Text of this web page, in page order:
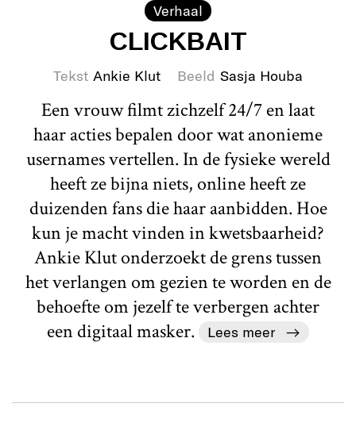
Verhaal
CLICKBAIT
Tekst Ankie Klut Beeld Sasja Houba
Een vrouw filmt zichzelf 24/7 en laat
haar acties bepalen door wat anonieme
usernames vertellen. In de fysieke wereld
heeft ze bijna niets, online heeft ze
duizenden fans die haar aanbidden. Hoe
kun je macht vinden in kwetsbaarheid?
Ankie Klut onderzoekt de grens tussen
het verlangen om gezien te worden en de
behoefte om jezelf te verbergen achter
een digitaal masker.
Lees meer